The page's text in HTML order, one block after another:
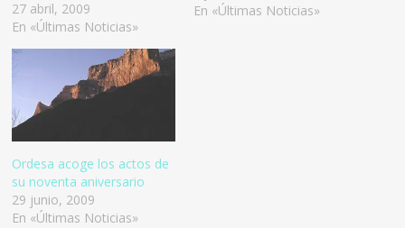
27 abril, 2009
En «Últimas Noticias»
Monte Perdido, en la
En «Últimas Noticias»
Ordesa acoge los actos de
su noventa aniversario
29 junio, 2009
En «Últimas Noticias»